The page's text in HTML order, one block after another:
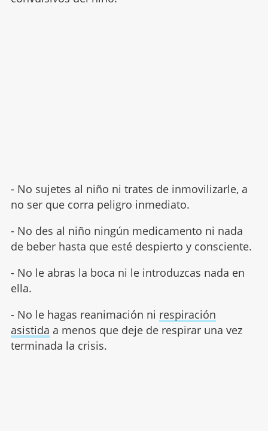
- No sujetes al niño ni trates de inmovilizarle, a
no ser que corra peligro inmediato.
- No des al niño ningún medicamento ni nada
de beber hasta que esté despierto y consciente.
- No le abras la boca ni le introduzcas nada en
ella.
- No le hagas reanimación ni respiración
asistida a menos que deje de respirar una vez
terminada la crisis.